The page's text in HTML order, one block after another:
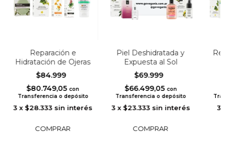
Reparación e
Hidratación de Ojeras
$84.999
$80.749,05 con
Transferencia o depósito
3 x $28.333 sin interés
Piel Deshidratada y
Expuesta al Sol
$69.999
$66.499,05 con
Transferencia o depósito
3 x $23.333 sin interés 3